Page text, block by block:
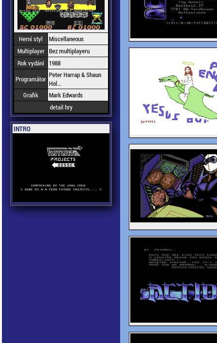
Herní styl
Miscellaneous
Multiplayer Bez multiplayeru
Rok vydání
1988
Programátor Peter Harrap & Shaun
Hol...
Grafik
Mark Edwards
detail hry
INTRO